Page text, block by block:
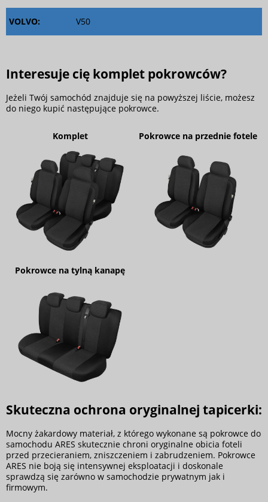
VOLVO: V50
Interesuje cię komplet pokrowców?
Jeżeli Twój samochód znajduje się na powyższej liście, możesz
do niego kupić następujące pokrowce.
Komplet Pokrowce na przednie fotele
Pokrowce na tylną kanapę
Skuteczna ochrona oryginalnej tapicerki:
Mocny żakardowy materiał, z którego wykonane są pokrowce do
samochodu ARES skutecznie chroni oryginalne obicia foteli
przed przecieraniem, zniszczeniem i zabrudzeniem. Pokrowce
ARES nie boją się intensywnej eksploatacji i doskonale
sprawdzą się zarówno w samochodzie prywatnym jak i
firmowym.